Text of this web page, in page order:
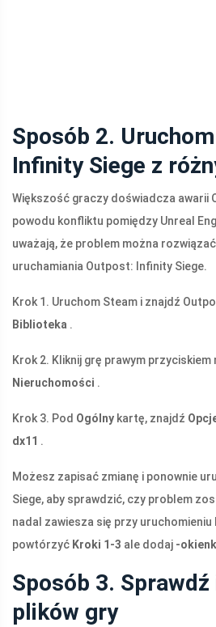
Sposób 2.
Infinity Siege z
Większość graczy doświadcza awarii
powodu konfliktu pomiędzy Unreal
uważają, że problem można
uruchamiania Outpost: Infinity Siege.
Krok 1. Uruchom Steam i znajdź
Biblioteka .
Krok 2. Kliknij grę prawym przyciskiem
Nieruchomości .
Krok 3. Pod Ogólny kartę, znajdź
dx11 .
Możesz zapisać zmianę i ponownie
Siege, aby sprawdzić, czy problem
nadal zawiesza się przy uruchomieniu
powtórzyć Kroki 1-3 ale dodaj -
Sposób 3.
plików gry